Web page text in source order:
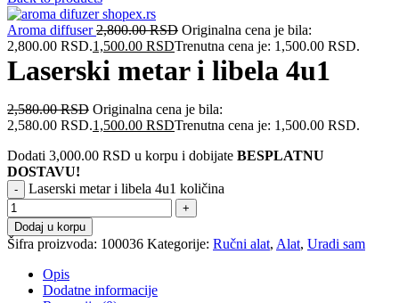
Aroma diffuser2,800.00RSD Originalna cena je bila:
2,800.00 RSD.1,500.00 RSDTrenutna cena je: 1,500.00 RSD.
Laserski metar i libela 4u1
2,580.00RSD Originalna cena je bila:
2,580.00 RSD.1,500.00 RSDTrenutna cena je: 1,500.00 RSD.
Dodati 3,000.00 RSD u korpu i dobijate BESPLATNU
DOSTAVU!
Laserski metar i libela 4u1 količina
Dodaj u korpu
Šifra proizvoda: 100036 Kategorije: Ručni alat, Alat, Uradi sam
Opis
Dodatne informacije